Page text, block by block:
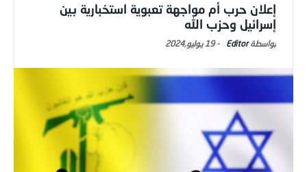
إعلان حرب أم مواجهة تعبوية استخبارية بين
إسرائيل وحزب الله
Editor
-19 يوليو,2024